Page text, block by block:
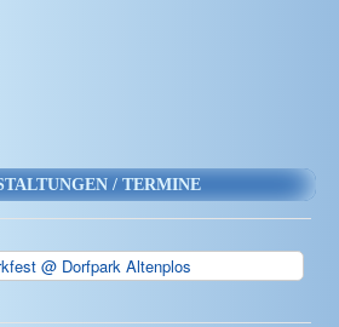
/ TERMINE
@ Dorfpark Altenplos